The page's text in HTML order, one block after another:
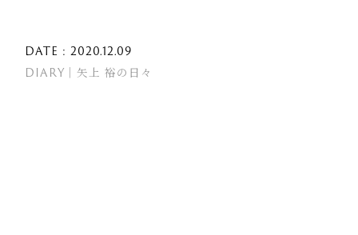
DATE : 2020.12.09
DIARY｜矢上 裕の日々